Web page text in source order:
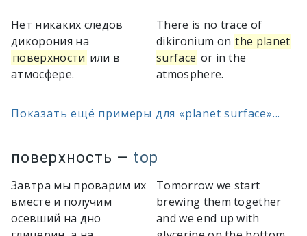
Нет никаких следов
дикорония на
поверхности или в
атмосфере.
There is no trace of
dikironium on the planet
surface or in the
atmosphere.
Показать ещё примеры для «planet surface»...
поверхность — top
Завтра мы проварим их
вместе и получим
осевший на дно
Tomorrow we start
brewing them together
and we end up with